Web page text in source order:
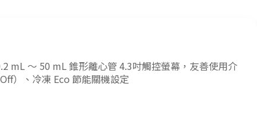
mL ～ 50 mL 錐形離心管 4.3吋觸控螢幕，友善使用介
）、冷凍 Eco 節能關機設定